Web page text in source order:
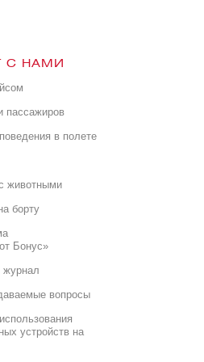
С НАМИ
пассажиров
в полете
животными
борту
Бонус»
журнал
вопросы
устройств на